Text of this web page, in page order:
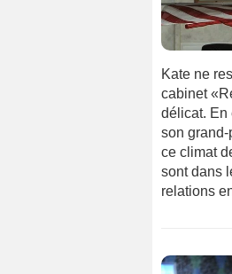
Kate ne
cabinet
délicat. En
son
ce climat
sont dans
relations